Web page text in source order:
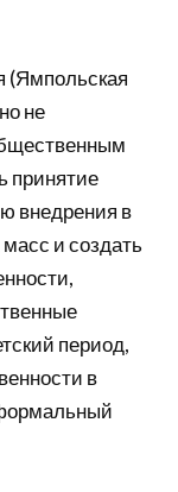
(Ямпольская
не
принятие
внедрения в
и создать
период,
в